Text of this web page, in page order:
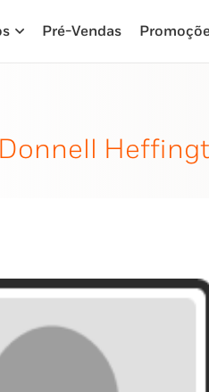
Pré-Vendas